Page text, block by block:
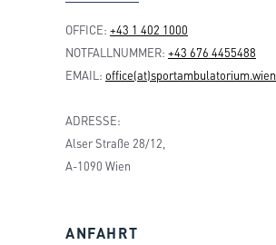
OFFICE: +43 1 402 1000
NOTFALLNUMMER: +43 676 4455488
EMAIL: office(at)sportambulatorium.wien
ADRESSE:
Alser Straße 28/12,
A-1090 Wien
ANFAHRT